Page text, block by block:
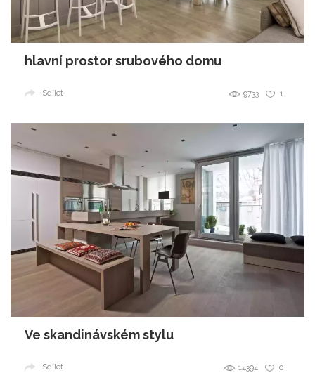
hlavní prostor srubového domu
1
9733
Sdílet
Ve skandinávském stylu
0
14394
Sdílet